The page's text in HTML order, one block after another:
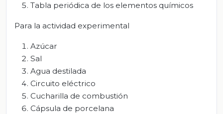
Tabla periódica de los elementos químicos
Para la actividad experimental
Azúcar
Sal
Agua destilada
Circuito eléctrico
Cucharilla de combustión
Cápsula de porcelana